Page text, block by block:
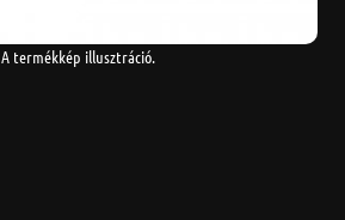
A termékkép illusztráció.